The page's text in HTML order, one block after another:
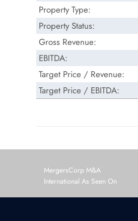
Property Type:
Property Status:
Gross Revenue:
EBITDA:
Target Price / Revenue:
Target Price / EBITDA:
MergersCorp M&A
International As Seen On